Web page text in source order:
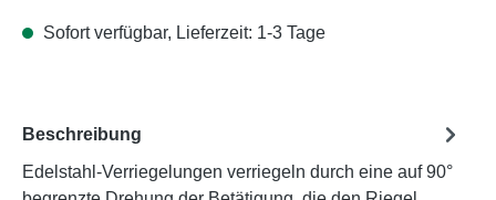
Sofort verfügbar, Lieferzeit: 1-3 Tage
Beschreibung
Edelstahl-Verriegelungen verriegeln durch eine auf 90°